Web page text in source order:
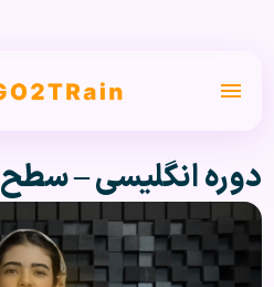
دوره انگلیسی – سطح B2